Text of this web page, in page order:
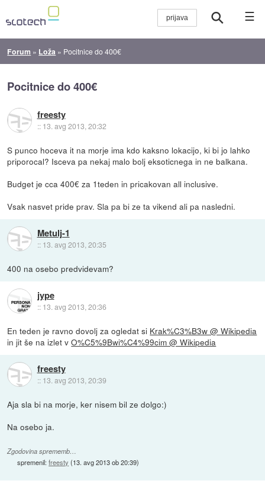
☰
Forum » Loža » Pocitnice do 400€
Pocitnice do 400€
freesty
:: 13. avg 2013, 20:32
S punco hoceva it na morje ima kdo kaksno lokacijo, ki bi jo lahko
priporocal? Isceva pa nekaj malo bolj eksoticnega in ne balkana.
Budget je cca 400€ za 1teden in pricakovan all inclusive.
Vsak nasvet pride prav. Sla pa bi ze ta vikend ali pa nasledni.
Metulj-1
:: 13. avg 2013, 20:35
400 na osebo predvidevam?
jype
:: 13. avg 2013, 20:36
En teden je ravno dovolj za ogledat si Krak%C3%B3w @ Wikipedia
in jit še na izlet vO%C5%9Bwi%C4%99cim @ Wikipedia
freesty
:: 13. avg 2013, 20:39
Aja sla bi na morje, ker nisem bil ze dolgo:)
Na osebo ja.
Zgodovina sprememb…
spremenil:freesty (13. avg 2013 ob 20:39)